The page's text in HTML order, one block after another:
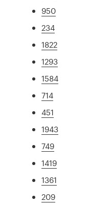
950
234
1822
1293
1584
714
451
1943
749
1419
1361
209